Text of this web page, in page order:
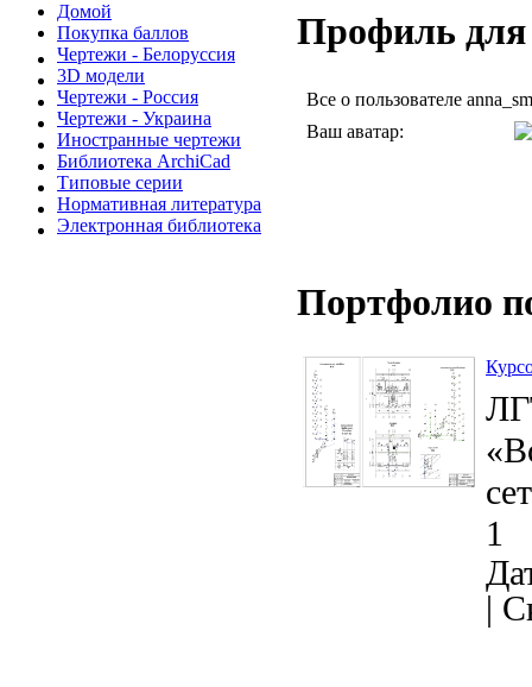
Домой
Покупка баллов
Чертежи - Белоруссия
3D модели
Чертежи - Россия
Чертежи - Украина
Иностранные чертежи
Библиотека ArchiCad
Типовые серии
Нормативная литература
Электронная библиотека
Профиль для
Все о пользователе
Ваш аватар:
Портфолио
1
|